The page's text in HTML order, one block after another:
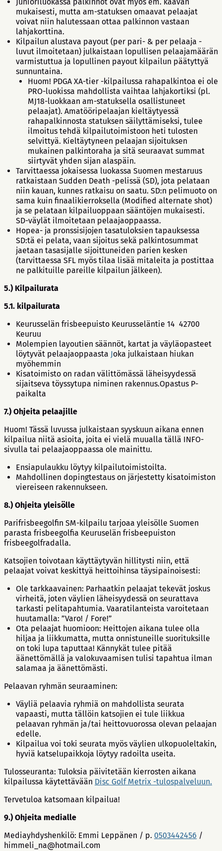
mukaisesti, mutta am-statuksen omaavat pelaajat
voivat niin halutessaan ottaa palkinnon vastaan
lahjakorttina.
Kilpailun alustava payout (per pari- & per pelaaja -
luvut ilmoitetaan) julkaistaan lopullisen pelaajamäärän
varmistuttua ja lopullinen payout kilpailun päätyttyä
sunnuntaina.
Huom! PDGA XA-tier -kilpailussa rahapalkintoa ei ole
PRO-luokissa mahdollista vaihtaa lahjakortiksi (pl.
MJ18-luokkaan am-statuksella osallistuneet
pelaajat). Amatööripelaajan kieltäytyessä
rahapalkinnosta statuksen säilyttämiseksi, tulee
ilmoitus tehdä kilpailutoimistoon heti tulosten
selvittyä. Kieltäytyneen pelaajan sijoituksen
mukainen palkintoraha ja sitä seuraavat summat
siirtyvät yhden sijan alaspäin.
Tarvittaessa jokaisessa luokassa Suomen mestaruus
ratkaistaan Sudden Death -pelissä (SD), jota pelataan
niin kauan, kunnes ratkaisu on saatu. SD:n pelimuoto on
sama kuin finaalikierroksella (Modified alternate shot)
ja se pelataan kilpailuoppaan sääntöjen mukaisesti.
SD-väylät ilmoitetaan pelaajaoppaassa.
Hopea- ja pronssisijojen tasatuloksien tapauksessa
SD:tä ei pelata, vaan sijoitus sekä palkintosummat
jaetaan tasasijalle sijoittuneiden parien kesken
(tarvittaessa SFL myös tilaa lisää mitaleita ja postittaa
ne palkituille pareille kilpailun jälkeen).
5.) Kilpailurata
5.1. kilpailurata
Keurusselän frisbeepuisto Keurusseläntie 14 42700
Keuruu
Molempien layoutien säännöt, kartat ja väyläopasteet
löytyvät pelaajaoppaasta Joka julkaistaan hiukan
myöhemmin
Kisatoimisto on radan välittömässä läheisyydessä
sijaitseva töyssytupa niminen rakennus.Opastus P-
paikalta
7.) Ohjeita pelaajille
Huom! Tässä luvussa julkaistaan syyskuun aikana ennen
kilpailua niitä asioita, joita ei vielä muualla tällä INFO-
sivulla tai pelaajaoppaassa ole mainittu.
Ensiapulaukku löytyy kilpailutoimistoilta.
Mahdollinen dopingtestaus on järjestetty kisatoimiston
viereiseen rakennukseen.
8.) Ohjeita yleisölle
Parifrisbeegolfin SM-kilpailu tarjoaa yleisölle Suomen
parasta frisbeegolfia Keuruselän frisbeepuiston
frisbeegolfradalla.
Katsojien toivotaan käyttäytyvän hillitysti niin, että
pelaajat voivat keskittyä heittoihinsa täysipainoisesti:
Ole tarkkaavainen: Parhaatkin pelaajat tekevät joskus
virheitä, joten väylien läheisyydessä on seurattava
tarkasti pelitapahtumia. Vaaratilanteista varoitetaan
huutamalla: ”Varo! / Fore!”
Ota pelaajat huomioon: Heittojen aikana tulee olla
hiljaa ja liikkumatta, mutta onnistuneille suorituksille
on toki lupa taputtaa! Kännykät tulee pitää
äänettömällä ja valokuvaamisen tulisi tapahtua ilman
salamaa ja äänettömästi.
Pelaavan ryhmän seuraaminen:
Väyliä pelaavia ryhmiä on mahdollista seurata
vapaasti, mutta tällöin katsojien ei tule liikkua
pelaavan ryhmän ja/tai heittovuorossa olevan pelaajan
edelle.
Kilpailua voi toki seurata myös väylien ulkopuoleltakin,
hyviä katselupaikkoja löytyy radoilta useita.
Tulosseuranta: Tuloksia päivitetään kierrosten aikana
kilpailussa käytettävään Disc Golf Metrix -tulospalveluun.
Tervetuloa katsomaan kilpailua!
9.) Ohjeita medialle
Mediayhdyshenkilö: Emmi Leppänen / p. 0503442456 /
himmeli_na@hotmail.com